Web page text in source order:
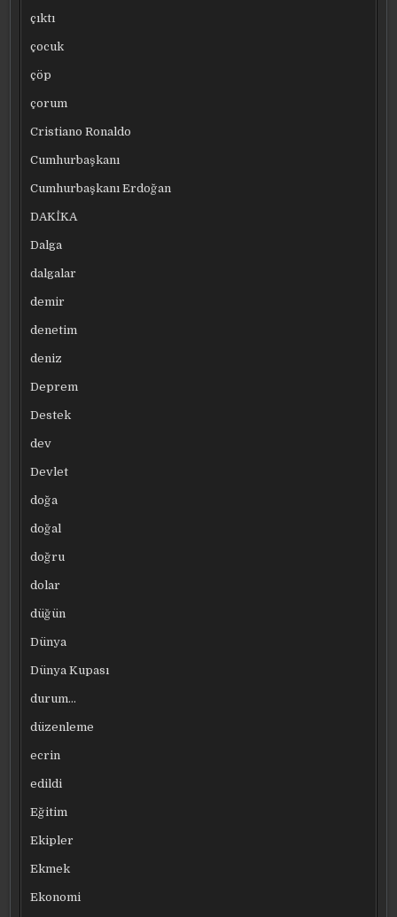
çıktı
çocuk
çöp
çorum
Cristiano Ronaldo
Cumhurbaşkanı
Cumhurbaşkanı Erdoğan
DAKİKA
Dalga
dalgalar
demir
denetim
deniz
Deprem
Destek
dev
Devlet
doğa
doğal
doğru
dolar
düğün
Dünya
Dünya Kupası
durum…
düzenleme
ecrin
edildi
Eğitim
Ekipler
Ekmek
Ekonomi